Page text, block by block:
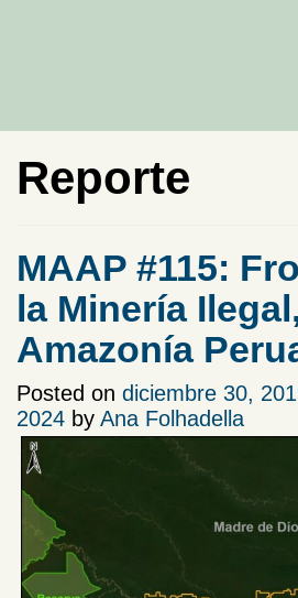
Reporte
MAAP #115:
la Minería
Amazonía
Posted on diciembre 30,
2024 by Ana Folhadella